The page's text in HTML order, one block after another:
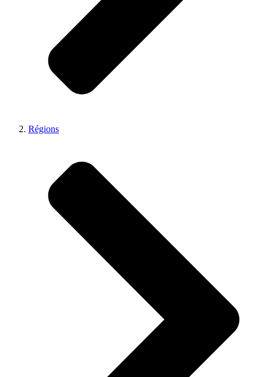
Régions